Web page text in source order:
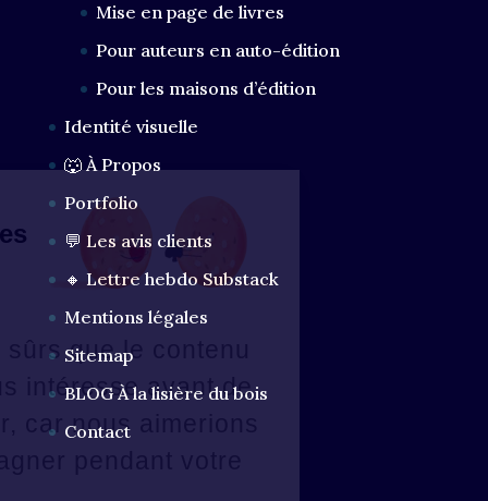
Mise en page de livres
Pour auteurs en auto-édition
Pour les maisons d’édition
Identité visuelle
🐺 À Propos
Portfolio
💬 Les avis clients
🔸 Lettre hebdo Substack
Mentions légales
Sitemap
BLOG À la lisière du bois
Contact
les loups...
vous dit des
?
avons
d'être sûrs que le contenu
ce site vous intéresse avant de
déranger, car nous aimerions